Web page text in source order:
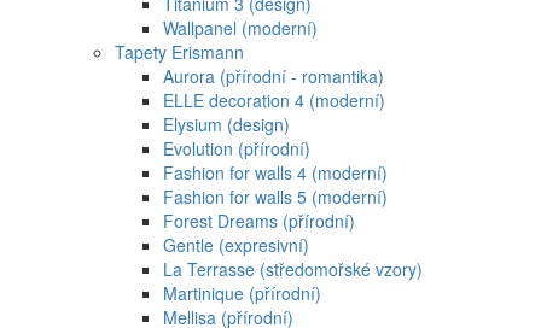
Wallpanel (moderní)
Tapety Erismann
Aurora (přírodní - romantika)
ELLE decoration 4 (moderní)
Elysium (design)
Evolution (přírodní)
Fashion for walls 4 (moderní)
Fashion for walls 5 (moderní)
Forest Dreams (přírodní)
Gentle (expresivní)
La Terrasse (středomořské vzory)
Martinique (přírodní)
Mellisa (přírodní)